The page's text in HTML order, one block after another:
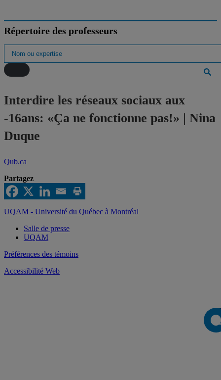
Répertoire des professeurs
Interdire les réseaux sociaux aux
-16ans: «Ça ne fonctionne pas!» | Nina
Duque
Qub.ca
Partagez
UQAM - Université du Québec à Montréal
Salle de presse
UQAM
Préférences des témoins
Accessibilité Web